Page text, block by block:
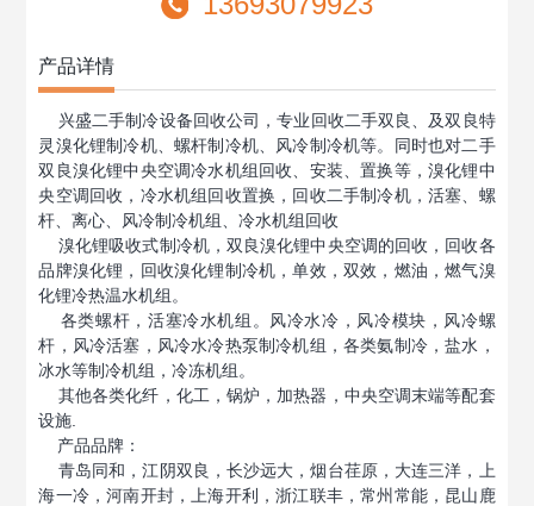
产品详情
兴盛二手制冷设备回收公司，专业回收二手双良、及双良特
灵溴化锂制冷机、螺杆制冷机、风冷制冷机等。同时也对二手
双良溴化锂中央空调冷水机组回收、安装、置换等，溴化锂中
央空调回收 ，冷水机组回收置换，回收二手制冷机，活塞、螺
杆、离心、风冷制冷机组、冷水机组回收
溴化锂吸收式制冷机，双良溴化锂中央空调的回收，回收各
品牌溴化锂，回收溴化锂制冷机，单效，双效，燃油，燃气溴
化锂冷热温水机组。
各类螺杆，活塞冷水机组。风冷水冷，风冷模块，风冷螺
杆，风冷活塞，风冷水冷热泵制冷机组，各类氨制冷，盐水，
冰水等制冷机组，冷冻机组。
其他各类化纤，化工，锅炉，加热器，中央空调末端等配套
设施.
产品品牌：
青岛同和，江阴双良，长沙远大，烟台荏原，大连三洋，上
海一冷，河南开封，上海开利，浙江联丰，常州常能，昆山鹿